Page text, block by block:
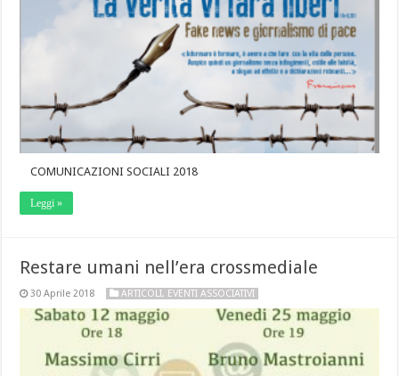
COMUNICAZIONI SOCIALI 2018
Leggi »
Restare umani nell’era crossmediale
30 Aprile 2018 ARTICOLI, EVENTI ASSOCIATIVI